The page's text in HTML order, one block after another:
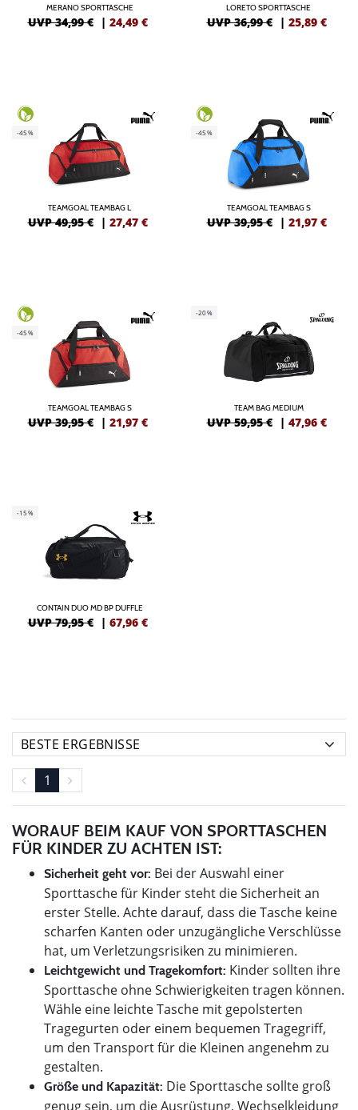
MERANO SPORTTASCHE
UVP 34,99 € | 24,49 €
LORETO SPORTTASCHE
UVP 36,99 € | 25,89 €
-45%
TEAMGOAL TEAMBAG L
UVP 49,95 € | 27,47 €
-45%
TEAMGOAL TEAMBAG S
UVP 39,95 € | 21,97 €
-45%
TEAMGOAL TEAMBAG S
UVP 39,95 € | 21,97 €
-20%
TEAM BAG MEDIUM
UVP 59,95 € | 47,96 €
-15%
CONTAIN DUO MD BP DUFFLE
UVP 79,95 € | 67,96 €
1
WORAUF BEIM KAUF VON SPORTTASCHEN
FÜR KINDER ZU ACHTEN IST:
Sicherheit geht vor: Bei der Auswahl einer
Sporttasche für Kinder steht die Sicherheit an
erster Stelle. Achte darauf, dass die Tasche keine
scharfen Kanten oder unzugängliche Verschlüsse
hat, um Verletzungsrisiken zu minimieren.
Leichtgewicht und Tragekomfort: Kinder sollten ihre
Sporttasche ohne Schwierigkeiten tragen können.
Wähle eine leichte Tasche mit gepolsterten
Tragegurten oder einem bequemen Tragegriff,
um den Transport für die Kleinen angenehm zu
gestalten.
Größe und Kapazität: Die Sporttasche sollte groß
genug sein, um die Ausrüstung, Wechselkleidung